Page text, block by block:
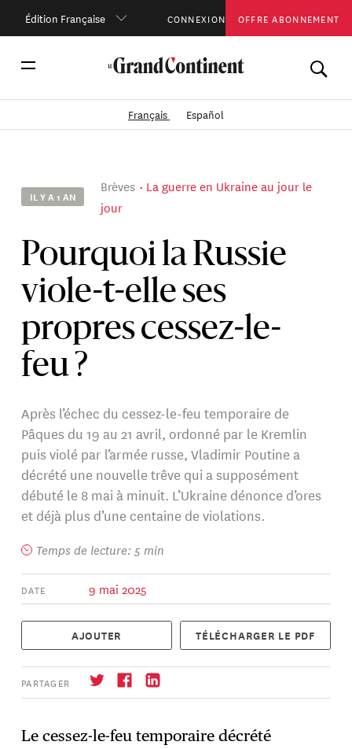
Édition Française CONNEXION OFFRE ABONNEMENT
Français Español
IL Y A 1 AN
Brèves
La guerre en Ukraine au jour le
jour
Pourquoi la Russie
viole-t-elle ses
propres cessez-le-
feu ?
Après l’échec du cessez-le-feu temporaire de
Pâques du 19 au 21 avril, ordonné par le Kremlin
puis violé par l’armée russe, Vladimir Poutine a
décrété une nouvelle trêve qui a supposément
débuté le 8 mai à minuit. L’Ukraine dénonce d’ores
et déjà plus d’une centaine de violations.
Temps de lecture: 5 min
DATE 9 mai 2025
AJOUTER TÉLÉCHARGER LE PDF
PARTAGER
Le cessez-le-feu temporaire décrété